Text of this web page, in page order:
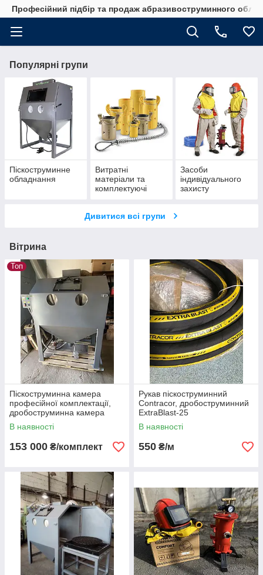
Професійний підбір та продаж абразивоструминного
Популярні групи
Піскоструминне
обладнання
Витратні
матеріали та
комплектуючі
Засоби
індивідуального
захисту
Дивитися всі групи
Вітрина
Топ
Піскоструминна камера
професійної комплектації,
дробоструминна камера
В наявності
153 000 ₴/комплект
Рукав піскоструминний
Contracor, дробоструминний
ExtraBlast-25
В наявності
550 ₴/м